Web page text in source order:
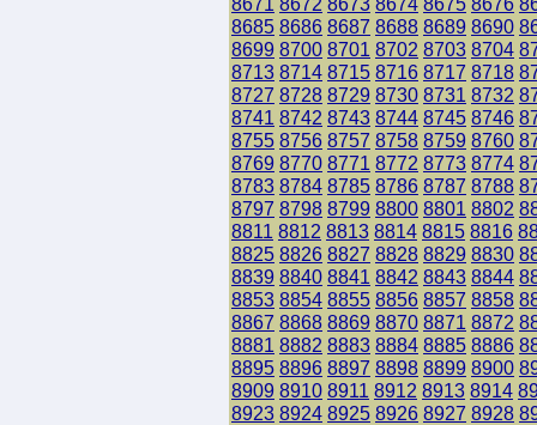
8685 8686 8687 8688 8689 8690
8699 8700 8701 8702 8703 8704
8713 8714 8715 8716 8717 8718
8727 8728 8729 8730 8731 8732
8741 8742 8743 8744 8745 8746
8755 8756 8757 8758 8759 8760
8769 8770 8771 8772 8773 8774
8783 8784 8785 8786 8787 8788
8797 8798 8799 8800 8801 8802
8811 8812 8813 8814 8815 8816
8825 8826 8827 8828 8829 8830
8839 8840 8841 8842 8843 8844
8853 8854 8855 8856 8857 8858
8867 8868 8869 8870 8871 8872
8881 8882 8883 8884 8885 8886
8895 8896 8897 8898 8899 8900
8909 8910 8911 8912 8913 8914
8923 8924 8925 8926 8927 8928